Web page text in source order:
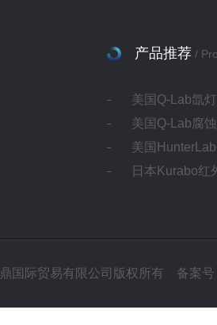
产品推荐 /
美国Q-Lab氙
美国Q-Lab腐
美国
日本Kurabo红
国际贸易有限公司版权所有 备案